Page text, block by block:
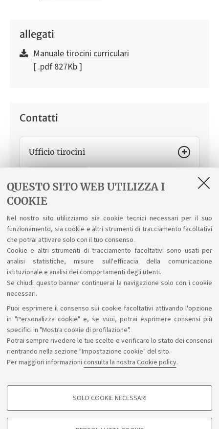
QUESTO SITO WEB UTILIZZA I
COOKIE
Nel nostro sito utilizziamo sia cookie tecnici necessari per il suo
funzionamento, sia cookie e altri strumenti di tracciamento facoltativi
che potrai attivare solo con il tuo consenso.
Cookie e altri strumenti di tracciamento facoltativi sono usati per
analisi statistiche, misure sull'efficacia della comunicazione
istituzionale e analisi dei comportamenti degli utenti.
Se chiudi questo banner continuerai la navigazione solo con i cookie
necessari.
Puoi esprimere il consenso sui cookie facoltativi attivando l'opzione
in "Personalizza cookie" e, se vuoi, potrai esprimere consensi più
specifici in "Mostra cookie di profilazione".
Potrai sempre rivedere le tue scelte e verificare lo stato dei consensi
rientrando nella sezione "Impostazione cookie" del sito.
Per maggiori informazioni consulta la nostra Cookie policy.
COOKIE DI PROFILAZIONE - FACOLTATIVI
SOLO COOKIE NECESSARI
allegati
Manuale tirocini curriculari
[ .pdf 827Kb ]
Contatti
Ufficio tirocini
curriculare o in preparazione della tesi finale, in Italia e
all’estero, al di fuori dei programmi di mobilità
internazionale.
Alice Comini
Sosteniamo il diritto alla conoscenza
Seguici su: